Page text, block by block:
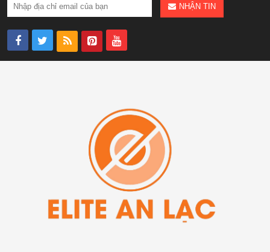
NHẬN TIN